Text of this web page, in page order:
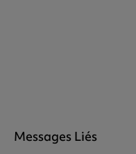
Messages Liés